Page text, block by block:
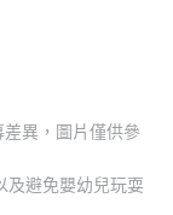
異，圖片僅供參
及避免嬰幼兒玩耍